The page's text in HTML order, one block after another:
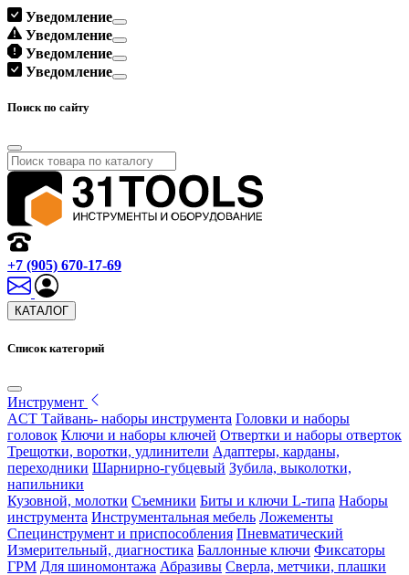
Уведомление
Уведомление
Уведомление
Уведомление
Поиск по сайту
+7 (905) 670-17-69
КАТАЛОГ
Список категорий
Инструмент
ACT Тайвань- наборы инструмента Головки и наборы
головок Ключи и наборы ключей Отвертки и наборы отверток
Трещотки, воротки, удлинители Адаптеры, карданы,
переходники Шарнирно-губцевый Зубила, выколотки,
напильники
Кузовной, молотки Съемники Биты и ключи L-типа Наборы
инструмента Инструментальная мебель Ложементы
Специнструмент и приспособления Пневматический
Измерительный, диагностика Баллонные ключи Фиксаторы
ГРМ Для шиномонтажа Абразивы Сверла, метчики, плашки